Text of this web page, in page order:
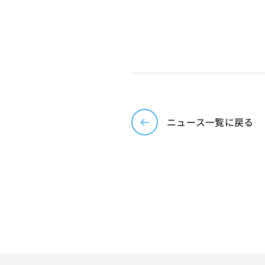
ニュース一覧に戻る